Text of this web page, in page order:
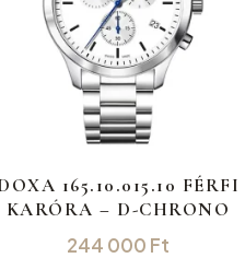
165.10.015.10 FÉRFI
KARÓRA – D-CHRONO
244 000 Ft